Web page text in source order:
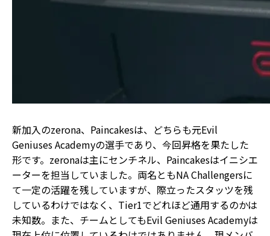
新加入のzerona、Paincakesは、どちらも元Evil
Geniuses Academyの選手であり、今回昇格を果たした
形です。zeronaは主にセンチネル、Paincakesはイニシエ
ーターを担当していました。両名ともNA Challengersに
て一定の活躍を残していますが、際立ったスタッツを残
しているわけではなく、Tier1でどれほど通用するのかは
未知数。また、チームとしてもEvil Geniuses Academyは